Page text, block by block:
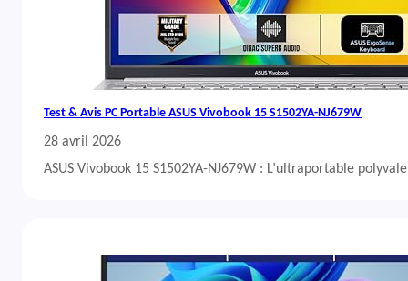
Test & Avis PC Portable ASUS Vivobook 15 S1502YA-NJ679W
28 avril 2026
ASUS Vivobook 15 S1502YA-NJ679W : L’ultraportable